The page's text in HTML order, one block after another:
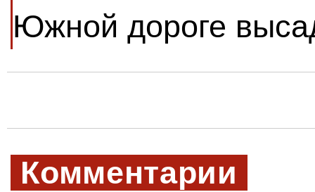
Южной дороге
Комментарии